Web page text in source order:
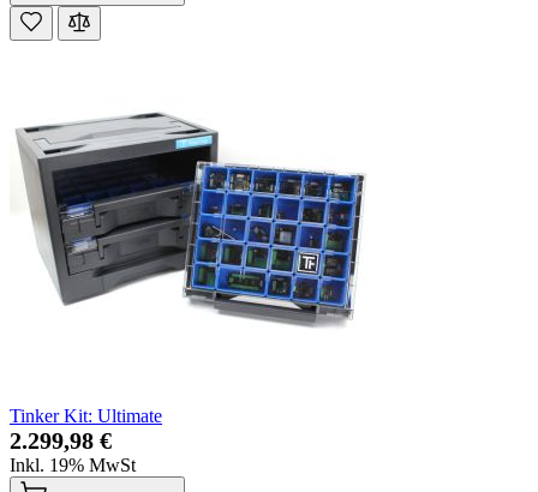
Tinker Kit: Ultimate
2.299,98 €
Inkl. 19% MwSt